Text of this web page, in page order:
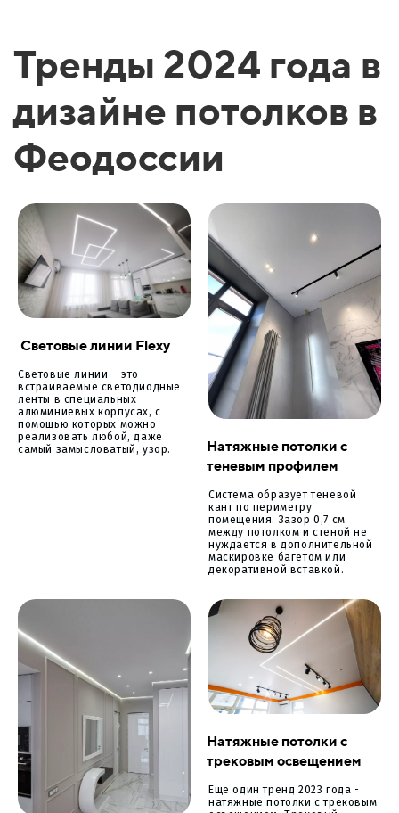
Тренды 2024 года в
дизайне потолков в
Феодоссии
Световые линии Flexy
Световые линии – это
встраиваемые светодиодные
ленты в специальных
алюминиевых корпусах, с
помощью которых можно
реализовать любой, даже
самый замысловатый, узор.
Натяжные потолки с
теневым профилем
Система образует теневой
кант по периметру
помещения. Зазор 0,7 см
между потолком и стеной не
нуждается в дополнительной
маскировке багетом или
декоративной вставкой.
Натяжные потолки с
трековым освещением
Еще один тренд 2023 года -
натяжные потолки с трековым